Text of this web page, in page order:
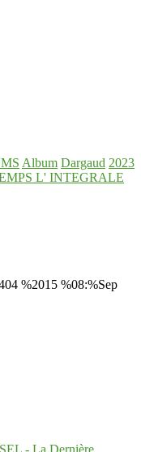
Album Dargaud 2023
L' INTEGRALE
%2015 %08:%Sep